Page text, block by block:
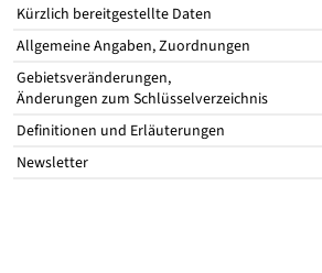
Kürzlich bereitgestellte Daten
Allgemeine Angaben, Zuordnungen
Gebietsveränderungen,
Änderungen zum Schlüsselverzeichnis
Definitionen und Erläuterungen
Newsletter